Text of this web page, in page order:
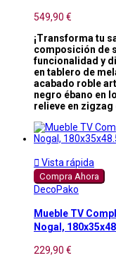
549,90 €
¡Transforma tu
composición de
funcionalidad y
en tablero de
acabado roble
negro ébano en
relieve en zigzag
 Vista rápida
Compra Ahora
DecoPako
Mueble TV
Nogal,
229,90 €